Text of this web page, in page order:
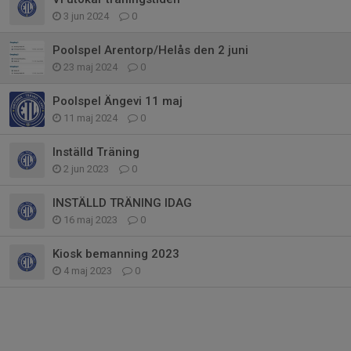
3 jun 2024 0
Poolspel Arentorp/Helås den 2 juni
23 maj 2024 0
Poolspel Ängevi 11 maj
11 maj 2024 0
Inställd Träning
2 jun 2023 0
INSTÄLLD TRÄNING IDAG
16 maj 2023 0
Kiosk bemanning 2023
4 maj 2023 0